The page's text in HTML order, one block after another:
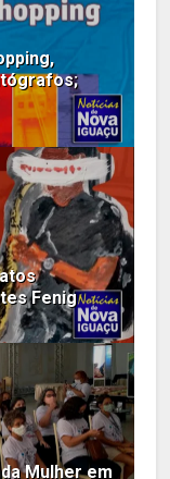
Fenig
Mulher em